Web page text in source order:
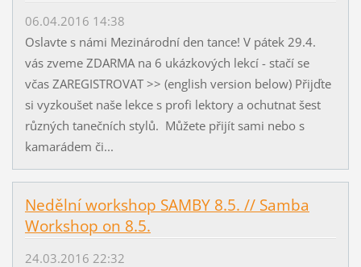
06.04.2016 14:38
Oslavte s námi Mezinárodní den tance! V pátek 29.4.
vás zveme ZDARMA na 6 ukázkových lekcí - stačí se
včas ZAREGISTROVAT >> (english version below) Přijďte
si vyzkoušet naše lekce s profi lektory a ochutnat šest
různých tanečních stylů. Můžete přijít sami nebo s
kamarádem či...
Nedělní workshop SAMBY 8.5. // Samba
Workshop on 8.5.
24.03.2016 22:32